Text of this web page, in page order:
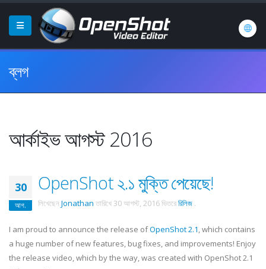
ব্লগ
আর্কাইভ আগস্ট 2016
30
আগ.
OpenShot ২.১ মুক্তি পেয়েছে!
লিখেছেন Jonathan তারিখে 30 আগস্ট, 2016ভিতরেরিলিজ .
I am proud to announce the release ofOpenShot 2.1, which contains
a huge number of new features, bug fixes, and improvements! Enjoy
the release video, which by the way, was created with OpenShot 2.1